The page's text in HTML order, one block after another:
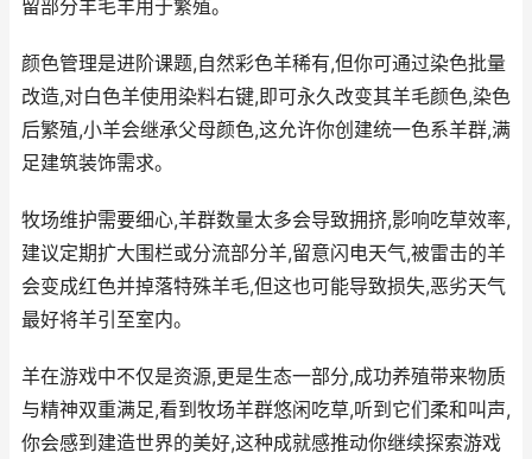
留部分羊毛羊用于繁殖。
颜色管理是进阶课题,自然彩色羊稀有,但你可通过染色批量
改造,对白色羊使用染料右键,即可永久改变其羊毛颜色,染色
后繁殖,小羊会继承父母颜色,这允许你创建统一色系羊群,满
足建筑装饰需求。
牧场维护需要细心,羊群数量太多会导致拥挤,影响吃草效率,
建议定期扩大围栏或分流部分羊,留意闪电天气,被雷击的羊
会变成红色并掉落特殊羊毛,但这也可能导致损失,恶劣天气
最好将羊引至室内。
羊在游戏中不仅是资源,更是生态一部分,成功养殖带来物质
与精神双重满足,看到牧场羊群悠闲吃草,听到它们柔和叫声,
你会感到建造世界的美好,这种成就感推动你继续探索游戏